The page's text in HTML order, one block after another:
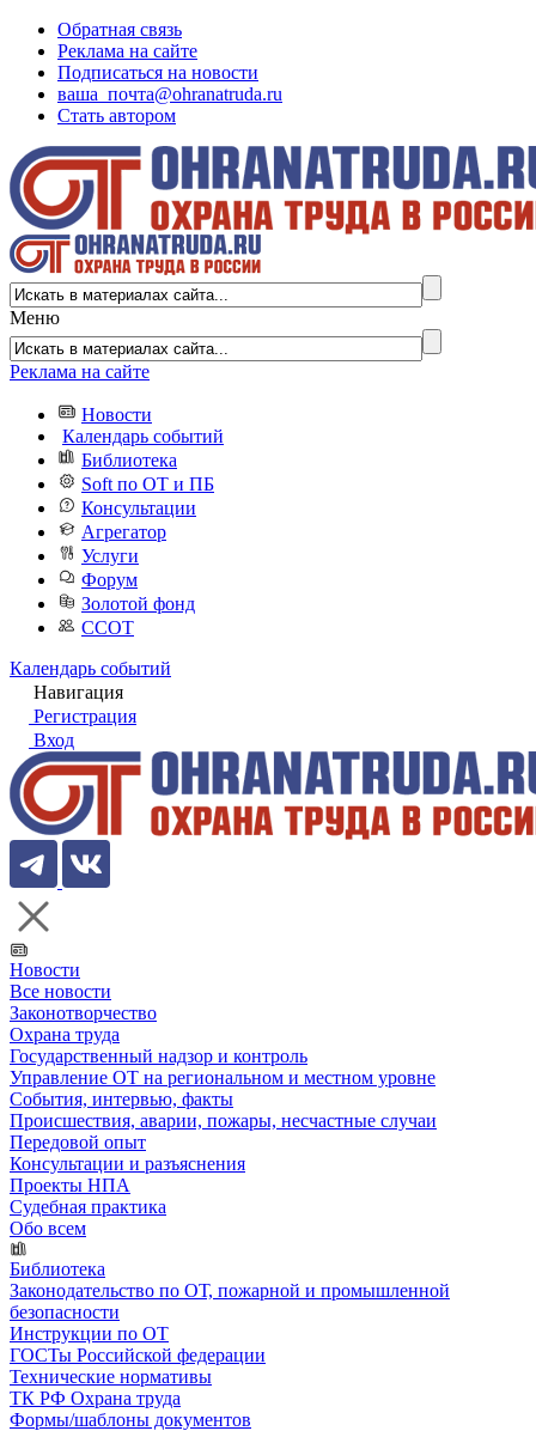
Обратная связь
Реклама на сайте
Подписаться на новости
ваша_почта@ohranatruda.ru
Стать автором
Меню
Реклама на сайте
Новости
Календарь событий
Библиотека
Soft по ОТ и ПБ
Консультации
Агрегатор
Услуги
Форум
Золотой фонд
ССОТ
Календарь событий
Навигация
Регистрация
Вход
Новости
Все новости
Законотворчество
Охрана труда
Государственный надзор и контроль
Управление ОТ на региональном и местном уровне
События, интервью, факты
Происшествия, аварии, пожары, несчастные случаи
Передовой опыт
Консультации и разъяснения
Проекты НПА
Судебная практика
Обо всем
Библиотека
Законодательство по ОТ, пожарной и промышленной
безопасности
Инструкции по ОТ
ГОСТы Российской федерации
Технические нормативы
ТК РФ Охрана труда
Формы/шаблоны документов